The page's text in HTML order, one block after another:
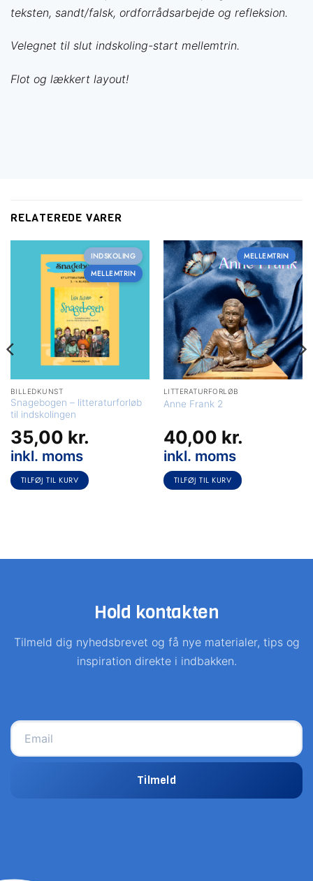
teksten, sandt/falsk, ordforrådsarbejde og refleksion.
Velegnet til slut indskoling-start mellemtrin.
Flot og lækkert layout!
RELATEREDE VARER
INDSKOLING
MELLEMTRIN
BILLEDKUNST
Snagebogen – litteraturforløb
til indskolingen
35,00 kr.
inkl. moms
TILFØJ TIL KURV
MELLEMTRIN
LITTERATURFORLØB
Anne Frank 2
40,00 kr.
inkl. moms
TILFØJ TIL KURV
Hold kontakten
Tilmeld dig nyhedsbrevet og få nye materialer, tips og
inspiration direkte i indbakken.
Tilmeld